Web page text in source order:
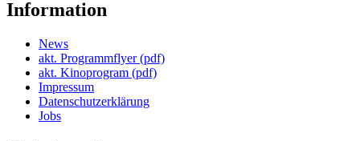
Information
News
akt. Programmflyer (pdf)
akt. Kinoprogram (pdf)
Impressum
Datenschutzerklärung
Jobs